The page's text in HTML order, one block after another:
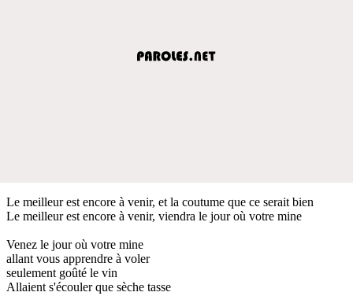
Le meilleur est encore à venir, et la coutume que ce serait bien
Le meilleur est encore à venir, viendra le jour où votre mine
Venez le jour où votre mine
allant vous apprendre à voler
seulement goûté le vin
Allaient s'écouler que sèche tasse